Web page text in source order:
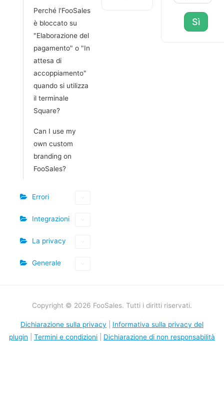
Perché l'FooSales
è bloccato su
"Elaborazione del
pagamento" o "In
attesa di
accoppiamento"
quando si utilizza
il terminale
Square?
Can I use my
own custom
branding on
FooSales?
Errori
Integrazioni
La privacy
Generale
Sì
Copyright © 2026 FooSales. Tutti i diritti riservati.
Dichiarazione sulla privacy
Informativa sulla privacy del
plugin
Termini e condizioni Dichiarazione di non responsabilità